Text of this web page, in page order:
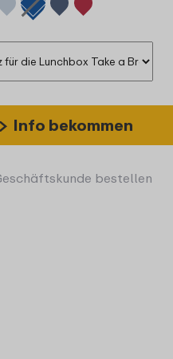
Info bekommen
bestellen